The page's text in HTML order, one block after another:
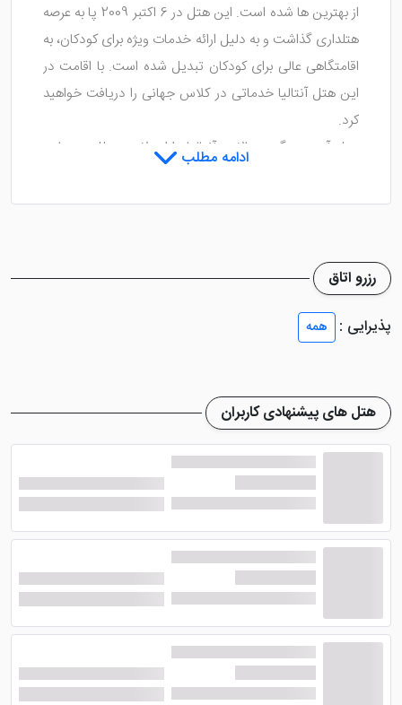
از بهترین ها شده است. این هتل در 6 اکتبر 2009 پا به عرصه
هتلداری گذاشت و به دلیل ارائه خدمات ویژه برای کودکان، به
اقامتگاهی عالی برای کودکان تبدیل شده است. با اقامت در
این هتل آنتالیا خدماتی در کلاس جهانی را دریافت خواهید
کرد.
هتل آی سی گرین پالاس آنتالیا دارای لابی مجلل و زیبایی
ساعته می باشد. در این هتل یک باشگاه ویژه کودکان و یک
اتاق ها و رستوران هتل آی سی گرین پالاس آنتالیا
هتل آی سی گرین پالاس آنتالیا
می باشد که از نظر وسعت، عالی بوده و به امکانات رفاهی
سیستم تهویه مطبوع، سیستم سرمایشی و گرمایشی، حمام،
لوازم بهداشتی، تخت های استاندارد، یخچال، مینی بار و ...
وجود دارد تا رفاه میهمانان به خوبی تامین شود. اتاق های
این هتل با چشم اندازی رو به محوطه زیبای هتل، اقامت
عالی را برای شما به ارمغان می آورد.
هتل 5 ستاره آی سی گرین پالاس آنتالیا دارای 6 رستوران
است که یکی از آن ها آلاکارته بوده و دیگر رستوران ها بین
المللی می باشد. رستوران های هتل شامل رستورانی با غذای
ژاپنی، رستورانی با غذای دریایی، رستورانی با غذاهای آسیایی
و ... می شود. در این هتل 2 غرفه شیرینی فروشی وجود دارد
که در تمام روز لذیذ ترین و تازه ترین شیرینی ها را به
میهمانان ارائه می کند. لازم به ذکر است استخر بار هتل نیز
ادامه مطلب
رزرو اتاق
پذیرایی :
همه
هتل های پیشنهادی کاربران